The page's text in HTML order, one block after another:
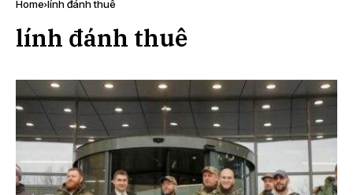
Home lính đánh thuê
lính đánh thuê